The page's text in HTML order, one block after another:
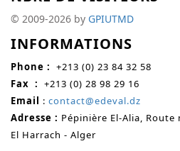
© 2009-2026 by GPIUTMD
INFORMATIONS
Phone : +213 (0) 23 84 32 58
Fax : +213 (0) 28 98 29 16
Email : contact@edeval.dz
Adresse : Pépinière El-Alia, Route
El Harrach - Alger